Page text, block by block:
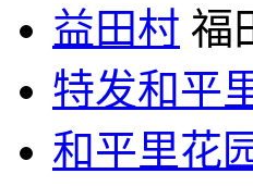
益田村 福
特发和平
和平里花